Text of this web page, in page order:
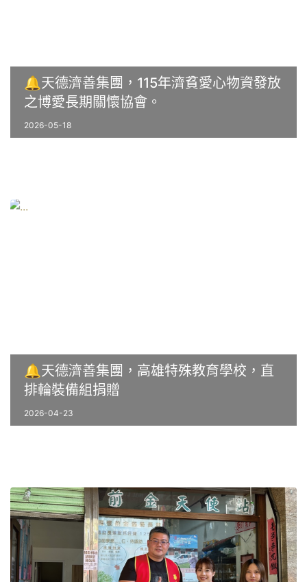
🔔天德濟善集團，115年濟貧愛心物資發放
之博愛長期關懷協會。
2026-05-18
🔔天德濟善集團，高雄特殊教育學校，直
排輪裝備組捐贈
2026-04-23